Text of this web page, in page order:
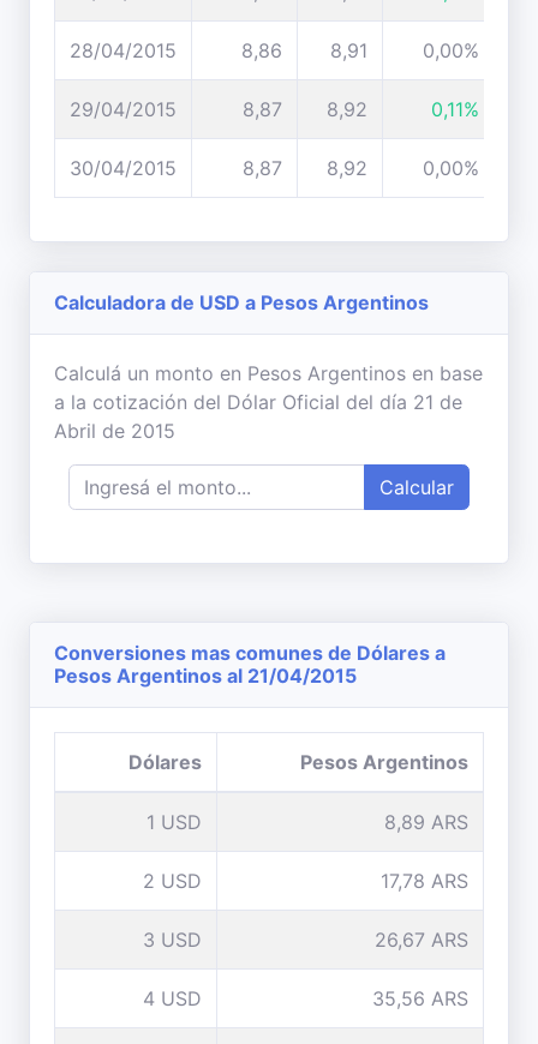
28/04/2015 8,86 8,91 0,00%
29/04/2015 8,87 8,92 0,11%
30/04/2015 8,87 8,92 0,00%
Calculadora de USD a Pesos Argentinos
Calculá un monto en Pesos Argentinos en base
a la cotización del Dólar Oficial del día 21 de
Abril de 2015
Calcular
Conversiones mas comunes de Dólares a
Pesos Argentinos al 21/04/2015
Dólares Pesos Argentinos
1 USD 8,89 ARS
2 USD 17,78 ARS
3 USD 26,67 ARS
4 USD 35,56 ARS